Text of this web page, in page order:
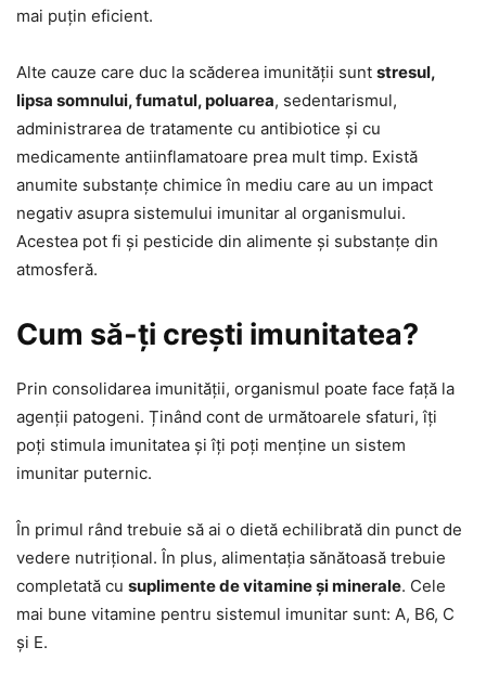
mai puțin eficient.
Alte cauze care duc la scăderea imunității sunt stresul,
lipsa somnului, fumatul, poluarea, sedentarismul,
administrarea de tratamente cu antibiotice și cu
medicamente antiinflamatoare prea mult timp. Există
anumite substanțe chimice în mediu care au un impact
negativ asupra sistemului imunitar al organismului.
Acestea pot fi și pesticide din alimente și substanțe din
atmosferă.
Cum să-ți crești imunitatea?
Prin consolidarea imunității, organismul poate face față la
agenții patogeni. Ținând cont de următoarele sfaturi, îți
poți stimula imunitatea și îți poți menține un sistem
imunitar puternic.
În primul rând trebuie să ai o dietă echilibrată din punct de
vedere nutrițional. În plus, alimentația sănătoasă trebuie
completată cu suplimente de vitamine și minerale. Cele
mai bune vitamine pentru sistemul imunitar sunt: A, B6, C
și E.